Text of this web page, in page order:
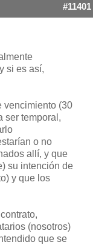
#11401
si es así,
vencimiento (30
ser temporal,
o no
allí, y que
su intención de
y que los
(nosotros)
que se